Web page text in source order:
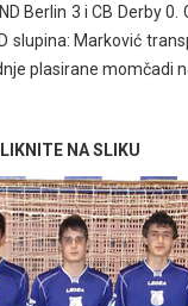
Berlin 3 i CB Derby
slupina: Marković
plasirane momčadi
NA SLIKU